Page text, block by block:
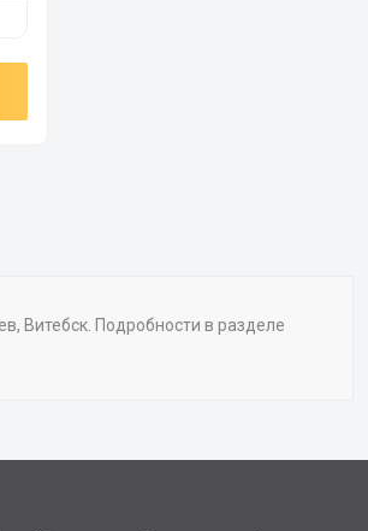
Витебск. Подробности в разделе